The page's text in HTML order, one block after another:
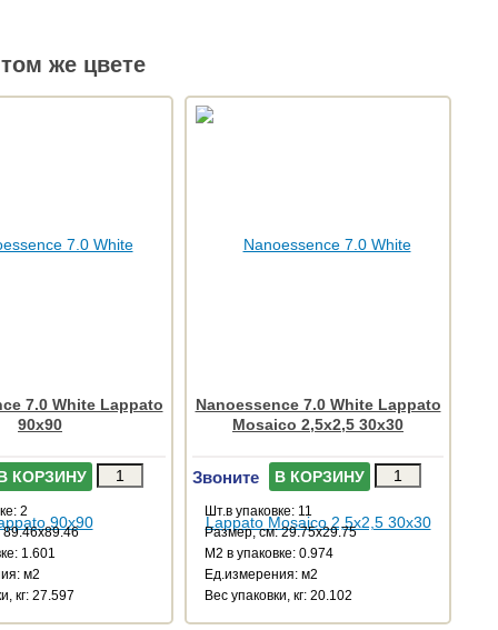
же цвете
7.0 White Lappato
90x90
КОРЗИНУ
2
1.601
м2
кг: 27.597
Nanoessence 7.0 White Lappato
Mosaico 2,5x2,5 30x30
Звоните В КОРЗИНУ
Шт.в упаковке: 11
Размер, см: 29.75x29.75
М2 в упаковке: 0.974
Ед.измерения: м2
Веc упаковки, кг: 20.102